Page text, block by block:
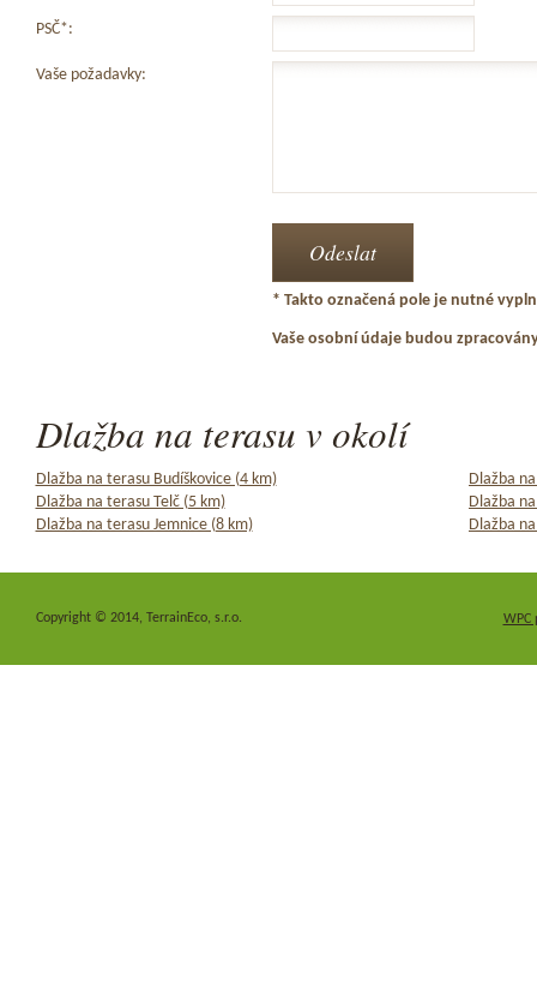
PSČ*:
Vaše požadavky:
* Takto označená pole je nutné
Vaše osobní údaje budou
Dlažba na terasu v okolí
Dlažba na terasu Budíškovice (4 km)
Dlažba
Dlažba na terasu Telč (5 km)
Dlažba
Dlažba na terasu Jemnice (8 km)
Dlažba
WPC
Copyright © 2014, TerrainEco, s.r.o.